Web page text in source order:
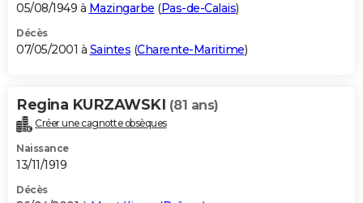
05/08/1949 à Mazingarbe (Pas-de-Calais)
Décès
07/05/2001 à Saintes (Charente-Maritime)
Regina KURZAWSKI (81 ans)
Créer une cagnotte obsèques
Naissance
13/11/1919
Décès